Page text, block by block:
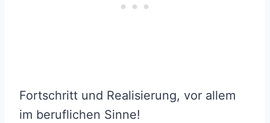
Fortschritt und Realisierung, vor allem
im beruflichen Sinne!